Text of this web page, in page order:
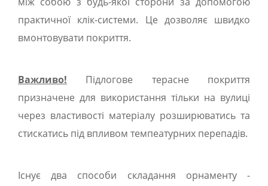
практичної клік-системи. Це дозволяє швидко
вмонтовувати покриття.
Важливо! Підлогове терасне покриття
призначене для використання тільки на вулиці
через властивості матеріалу розширюватись та
стискатись під впливом темпеатурних перепадів.
Існує два способи складання орнаменту -